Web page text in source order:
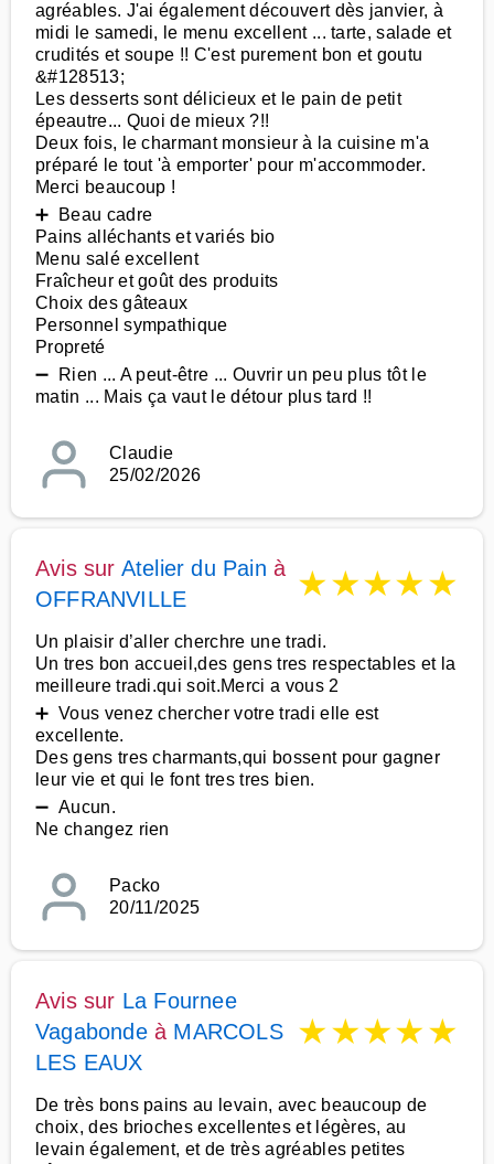
agréables. J'ai également découvert dès janvier, à
midi le samedi, le menu excellent ... tarte, salade et
crudités et soupe !! C'est purement bon et goutu
&#128513;
Les desserts sont délicieux et le pain de petit
épeautre... Quoi de mieux ?!!
Deux fois, le charmant monsieur à la cuisine m'a
préparé le tout 'à emporter' pour m'accommoder.
Merci beaucoup !
➕ Beau cadre
Pains alléchants et variés bio
Menu salé excellent
Fraîcheur et goût des produits
Choix des gâteaux
Personnel sympathique
Propreté
➖ Rien ... A peut-être ... Ouvrir un peu plus tôt le
matin ... Mais ça vaut le détour plus tard !!
Claudie
25/02/2026
Avis sur Atelier du Pain à
OFFRANVILLE
★★★★★
Un plaisir d’aller cherchre une tradi.
Un tres bon accueil,des gens tres respectables et la
meilleure tradi.qui soit.Merci a vous 2
➕ Vous venez chercher votre tradi elle est
excellente.
Des gens tres charmants,qui bossent pour gagner
leur vie et qui le font tres tres bien.
➖ Aucun.
Ne changez rien
Packo
20/11/2025
Avis sur La Fournee
Vagabondeà MARCOLS
LES EAUX
★★★★★
De très bons pains au levain, avec beaucoup de
choix, des brioches excellentes et légères, au
levain également, et de très agréables petites